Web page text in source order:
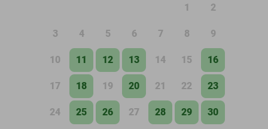
1 2
3 4 5 6 7 8 9
10 11 12 13 14 15 16
17 18 19 20 21 22 23
24 25 26 27 28 29 30